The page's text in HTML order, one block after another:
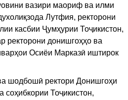
вазири маориф ва илми
Лутфия, ректорони
касбии Ҷумҳурии Тоҷикистон,
ректорони донишгоҳҳо ва
Осиёи Марказӣ иштирок
шодбошӣ ректори Донишгоҳи
соҳибкории Тоҷикистон,